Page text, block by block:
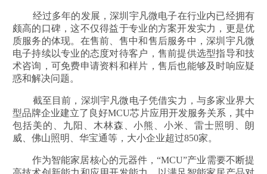
经过多年的发展，深圳宇凡微电子在行业内已经拥有
颇高的口碑，这不仅得益于专业的方案开发实力，更是优
质服务的体现。在售前、售中和售后服务中，深圳宇凡微
电子持续以专业的态度对待客户，售前提供选型指导和技
术咨询，可免费申请资料和样片，售后也能够及时响应疑
惑和解决问题。
截至目前，深圳宇凡微电子凭借实力，与多家业界大
型品牌企业建立了良好MCU芯片应用开发服务关系，其中
包括美的、九阳、木林森、小熊、小米、雷士照明、朗
威、佛山照明、华宝通等，大小企业超过850家。
作为智能家居核心的元器件，“MCU”产业需要不断提